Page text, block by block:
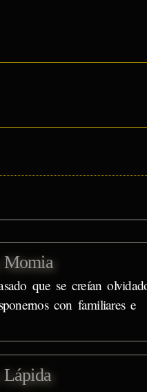
Momia
que se creían
con familiares e